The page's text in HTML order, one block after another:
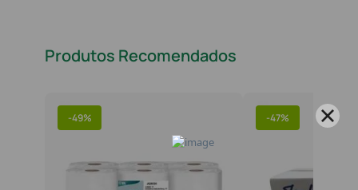
Produtos Recomendados
-49% -47%